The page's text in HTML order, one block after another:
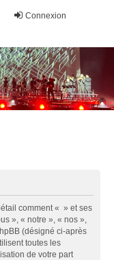
Connexion
comment « » et ses
», « notre », « nos »,
(désigné ci-après
toutes les
de votre part